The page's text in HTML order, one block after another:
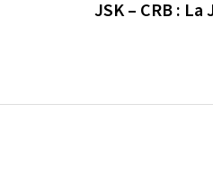
JSK – CRB : La